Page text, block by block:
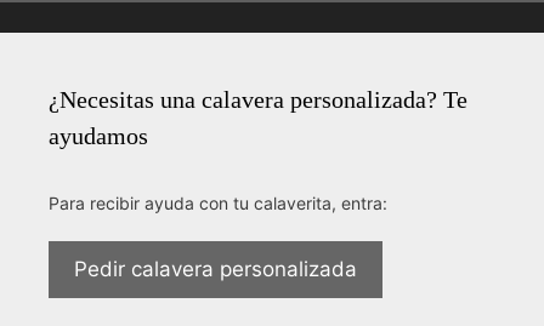
¿Necesitas una calavera personalizada? Te
ayudamos
Para recibir ayuda con tu calaverita, entra:
Pedir calavera personalizada